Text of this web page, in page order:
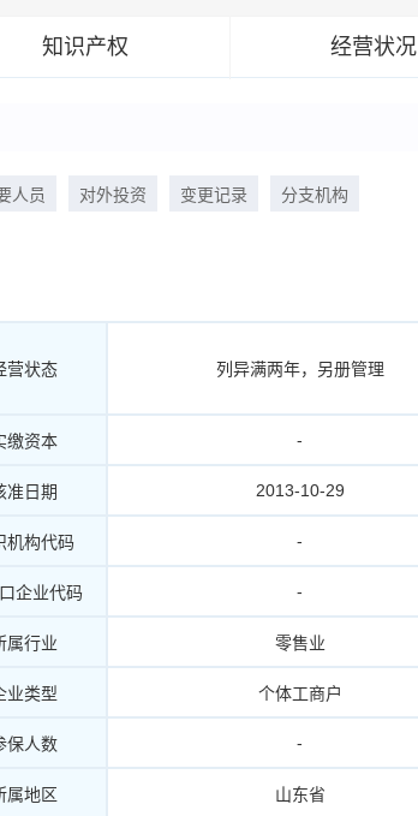
知识产权 经营状况
人员 对外投资 变更记录 分支机构
营状态 列异满两年，另册管理
缴资本 -
准日期 2013-10-29
机构代码 -
企业代码 -
属行业 零售业
业类型 个体工商户
保人数 -
属地区 山东省